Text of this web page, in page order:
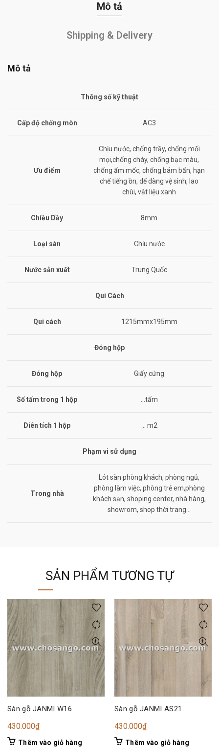
Mô tả
Shipping & Delivery
Mô tả
Thông số kỹ thuật
Cấp độ chống mòn AC3
Ưu điểm
Chịu nước, chống trầy, chống mối
mọi,chống cháy, chống bạc màu,
chống ẩm mốc, chống bám bẩn, hạn
chế tiếng ồn, dể dàng vệ sinh, lao
chùi, vật liệu xanh
Chiều Dầy 8mm
Loại sàn Chịu nước
Nước sản xuất Trung Quốc
Qui Cách
Qui cách 1215mmx195mm
Đóng hộp
Đóng hộp Giấy cứng
Số tấm trong 1 hộp …tấm
Diên tích 1 hộp … m2
Phạm vi sử dụng
Trong nhà
Lót sàn phòng khách, phòng ngủ,
phòng làm việc, phòng trẻ em,phòng
khách sạn, shoping center, nhà hàng,
showrom, shop thời trang…
SẢN PHẨM TƯƠNG TỰ
Sàn gỗ JANMI W16
430.000₫
Thêm vào giỏ hàng
Sàn gỗ JANMI AS21
430.000₫
Thêm vào giỏ hàng